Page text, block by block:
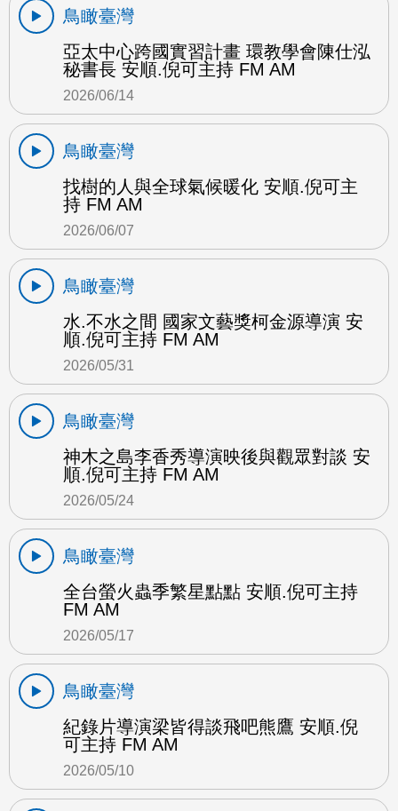
鳥瞰臺灣
亞太中心跨國實習計畫 環教學會陳仕泓
秘書長 安順.倪可主持 FM AM
2026/06/14
鳥瞰臺灣
找樹的人與全球氣候暖化 安順.倪可主
持 FM AM
2026/06/07
鳥瞰臺灣
水.不水之間 國家文藝獎柯金源導演 安
順.倪可主持 FM AM
2026/05/31
鳥瞰臺灣
神木之島李香秀導演映後與觀眾對談 安
順.倪可主持 FM AM
2026/05/24
鳥瞰臺灣
全台螢火蟲季繁星點點 安順.倪可主持
FM AM
2026/05/17
鳥瞰臺灣
紀錄片導演梁皆得談飛吧熊鷹 安順.倪
可主持 FM AM
2026/05/10